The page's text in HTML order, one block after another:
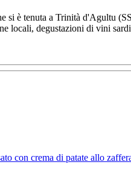
si è tenuta a Trinità d'Agultu
locali, degustazioni di vini
con crema di patate allo